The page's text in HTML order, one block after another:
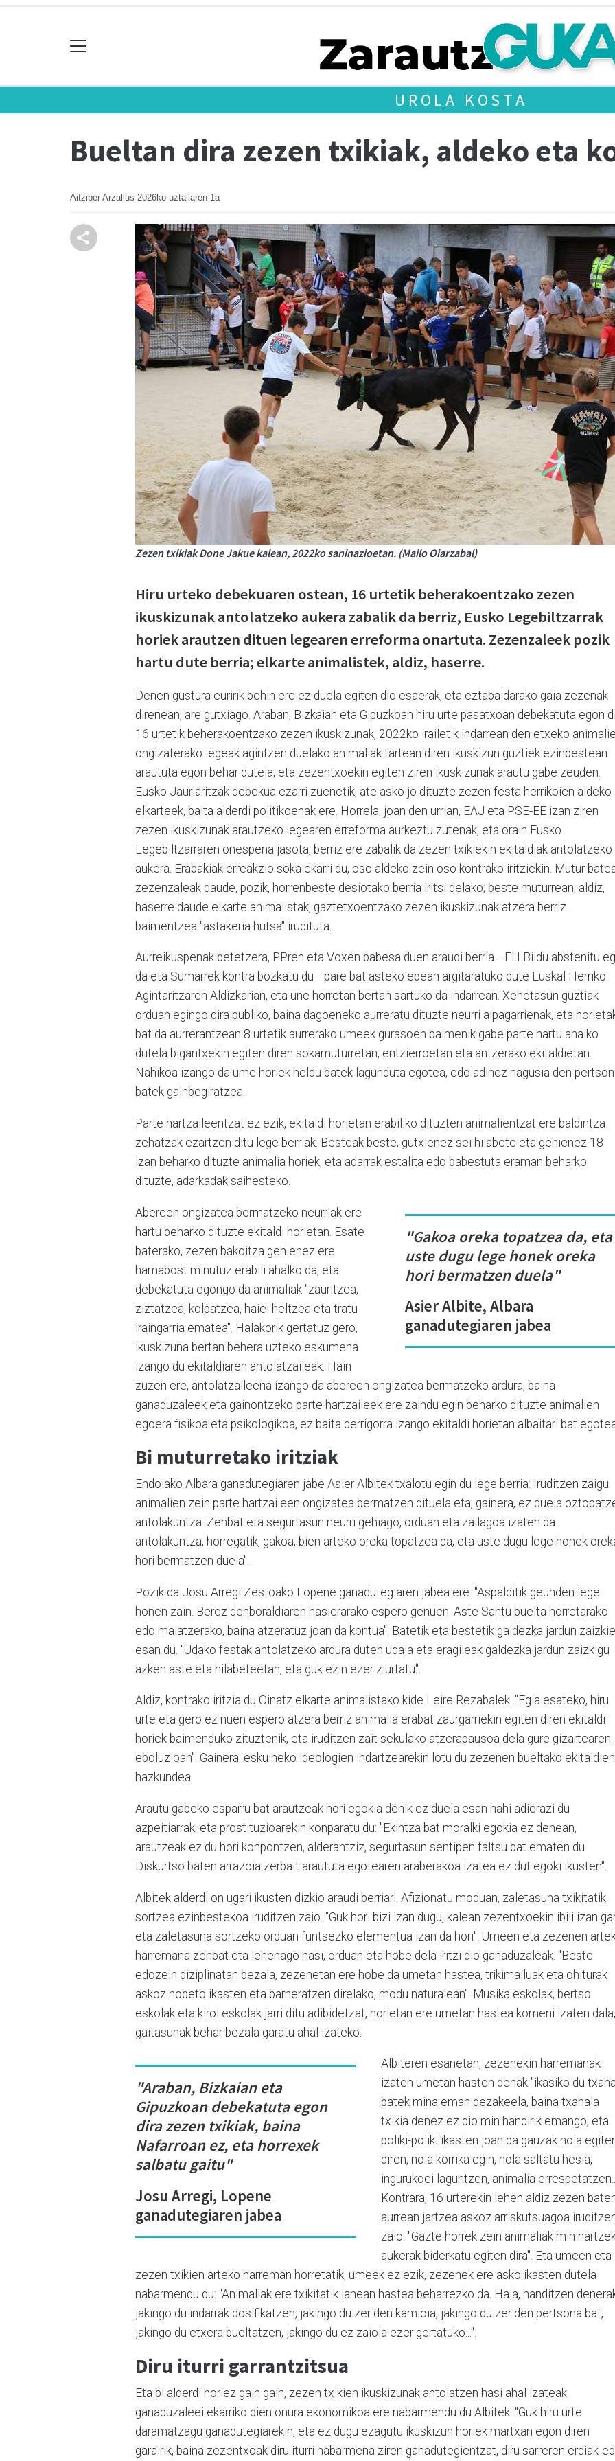
UROLA KOSTA
Bueltan dira zezen txikiak, aldeko eta
Aitziber Arzallus 2026ko uztailaren 1a
Zezen txikiak Done Jakue kalean, 2022ko saninazioetan. (Mailo Oiarzabal)
Hiru urteko debekuaren ostean, 16 urtetik beherakoentzako zezen
ikuskizunak antolatzeko aukera zabalik da berriz, Eusko Legebiltzarrak
horiek arautzen dituen legearen erreforma onartuta. Zezenzaleek pozik
hartu dute berria; elkarte animalistek, aldiz, haserre.
Denen gustura euririk behin ere ez duela egiten dio esaerak, eta eztabaidarako gaia zezenak
direnean, are gutxiago. Araban, Bizkaian eta Gipuzkoan hiru urte pasatxoan debekatuta egon
16 urtetik beherakoentzako zezen ikuskizunak, 2022ko irailetik indarrean den etxeko
ongizaterako legeak agintzen duelako animaliak tartean diren ikuskizun guztiek ezinbestean
araututa egon behar dutela; eta zezentxoekin egiten ziren ikuskizunak arautu gabe zeuden.
Eusko Jaurlaritzak debekua ezarri zuenetik, ate asko jo dituzte zezen festa herrikoien aldeko
elkarteek, baita alderdi politikoenak ere. Horrela, joan den urrian, EAJ eta PSE-EE izan ziren
zezen ikuskizunak arautzeko legearen erreforma aurkeztu zutenak, eta orain Eusko
Legebiltzarraren onespena jasota, berriz ere zabalik da zezen txikiekin ekitaldiak antolatzeko
aukera. Erabakiak erreakzio soka ekarri du, oso aldeko zein oso kontrako iritziekin. Mutur
zezenzaleak daude, pozik, horrenbeste desiotako berria iritsi delako; beste muturrean, aldiz,
haserre daude elkarte animalistak, gaztetxoentzako zezen ikuskizunak atzera berriz
baimentzea "astakeria hutsa" irudituta.
Aurreikuspenak betetzera, PPren eta Voxen babesa duen araudi berria –EH Bildu abstenitu
da eta Sumarrek kontra bozkatu du– pare bat asteko epean argitaratuko dute Euskal Herriko
Agintaritzaren Aldizkarian, eta une horretan bertan sartuko da indarrean. Xehetasun guztiak
orduan egingo dira publiko, baina dagoeneko aurreratu dituzte neurri aipagarrienak, eta
bat da aurrerantzean 8 urtetik aurrerako umeek gurasoen baimenik gabe parte hartu ahalko
dutela bigantxekin egiten diren sokamuturretan, entzierroetan eta antzerako ekitaldietan.
Nahikoa izango da ume horiek heldu batek lagunduta egotea, edo adinez nagusia den
batek gainbegiratzea.
Parte hartzaileentzat ez ezik, ekitaldi horietan erabiliko dituzten animalientzat ere baldintza
zehatzak ezartzen ditu lege berriak. Besteak beste, gutxienez sei hilabete eta gehienez 18
izan beharko dituzte animalia horiek, eta adarrak estalita edo babestuta eraman beharko
dituzte, adarkadak saihesteko.
"Gakoa oreka topatzea da, eta
uste dugu lege honek oreka
hori bermatzen duela"
Asier Albite, Albara
ganadutegiaren jabea
Abereen ongizatea bermatzeko neurriak ere
hartu beharko dituzte ekitaldi horietan. Esate
baterako, zezen bakoitza gehienez ere
hamabost minutuz erabili ahalko da, eta
debekatuta egongo da animaliak "zauritzea,
ziztatzea, kolpatzea, haiei heltzea eta tratu
iraingarria ematea". Halakorik gertatuz gero,
ikuskizuna bertan behera uzteko eskumena
izango du ekitaldiaren antolatzaileak. Hain
zuzen ere, antolatzaileena izango da abereen ongizatea bermatzeko ardura, baina
ganaduzaleek eta gainontzeko parte hartzaileek ere zaindu egin beharko dituzte animalien
egoera fisikoa eta psikologikoa, ez baita derrigorra izango ekitaldi horietan albaitari bat
Bi muturretako iritziak
Endoiako Albara ganadutegiaren jabe Asier Albitek txalotu egin du lege berria: Iruditzen zaigu
animalien zein parte hartzaileen ongizatea bermatzen dituela eta, gainera, ez duela
antolakuntza. Zenbat eta segurtasun neurri gehiago, orduan eta zailagoa izaten da
antolakuntza; horregatik, gakoa, bien arteko oreka topatzea da, eta uste dugu lege honek
hori bermatzen duela".
Pozik da Josu Arregi Zestoako Lopene ganadutegiaren jabea ere. "Aspalditik geunden lege
honen zain. Berez denboraldiaren hasierarako espero genuen. Aste Santu buelta horretarako
edo maiatzerako, baina atzeratuz joan da kontua". Batetik eta bestetik galdezka jardun
esan du. "Udako festak antolatzeko ardura duten udala eta eragileak galdezka jardun zaizkigu
azken aste eta hilabeteetan, eta guk ezin ezer ziurtatu".
Aldiz, kontrako iritzia du Oinatz elkarte animalistako kide Leire Rezabalek. "Egia esateko, hiru
urte eta gero ez nuen espero atzera berriz animalia erabat zaurgarriekin egiten diren ekitaldi
horiek baimenduko zituztenik, eta iruditzen zait sekulako atzerapausoa dela gure gizartearen
eboluzioan". Gainera, eskuineko ideologien indartzearekin lotu du zezenen bueltako ekitaldien
hazkundea.
Arautu gabeko esparru bat arautzeak hori egokia denik ez duela esan nahi adierazi du
azpeitiarrak, eta prostituzioarekin konparatu du: "Ekintza bat moralki egokia ez denean,
arautzeak ez du hori konpontzen, alderantziz, segurtasun sentipen faltsu bat ematen du.
Diskurtso baten arrazoia zerbait araututa egotearen araberakoa izatea ez dut egoki ikusten".
Albitek alderdi on ugari ikusten dizkio araudi berriari. Afizionatu moduan, zaletasuna txikitatik
sortzea ezinbestekoa iruditzen zaio. "Guk hori bizi izan dugu, kalean zezentxoekin ibili izan
eta zaletasuna sortzeko orduan funtsezko elementua izan da hori". Umeen eta zezenen
harremana zenbat eta lehenago hasi, orduan eta hobe dela iritzi dio ganaduzaleak. "Beste
edozein diziplinatan bezala, zezenetan ere hobe da umetan hastea, trikimailuak eta ohiturak
askoz hobeto ikasten eta barneratzen direlako, modu naturalean". Musika eskolak, bertso
eskolak eta kirol eskolak jarri ditu adibidetzat, horietan ere umetan hastea komeni izaten dala,
gaitasunak behar bezala garatu ahal izateko.
"Araban, Bizkaian eta
Gipuzkoan debekatuta egon
dira zezen txikiak, baina
Nafarroan ez, eta horrexek
salbatu gaitu"
Josu Arregi, Lopene
ganadutegiaren jabea
Albiteren esanetan, zezenekin harremanak
izaten umetan hasten denak "ikasiko du
batek mina eman dezakeela, baina txahala
txikia denez ez dio min handirik emango, eta
poliki-poliki ikasten joan da gauzak nola
diren, nola korrika egin, nola saltatu hesia,
ingurukoei laguntzen, animalia
Kontrara, 16 urterekin lehen aldiz zezen
aurrean jartzea askoz arriskutsuagoa
zaio. "Gazte horrek zein animaliak min
aukerak biderkatu egiten dira". Eta umeen eta
zezen txikien arteko harreman horretatik, umeek ez ezik, zezenek ere asko ikasten dutela
nabarmendu du: "Animaliak ere txikitatik lanean hastea beharrezko da. Hala, handitzen
jakingo du indarrak dosifikatzen, jakingo du zer den kamioia, jakingo du zer den pertsona bat,
jakingo du etxera bueltatzen, jakingo du ez zaiola ezer gertatuko...".
Diru iturri garrantzitsua
Eta bi alderdi horiez gain gain, zezen txikien ikuskizunak antolatzen hasi ahal izateak
ganaduzaleei ekarriko dien onura ekonomikoa ere nabarmendu du Albitek. "Guk hiru urte
daramatzagu ganadutegiarekin, eta ez dugu ezagutu ikuskizun horiek martxan egon diren
garairik, baina zezentxoak diru iturri nabarmena ziren ganadutegientzat, diru sarreren erdiak-